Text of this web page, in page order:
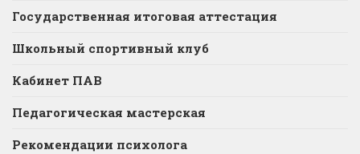
Государственная итоговая аттестация
Школьный спортивный клуб
Кабинет ПАВ
Педагогическая мастерская
Рекомендации психолога